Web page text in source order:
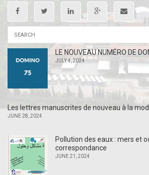
LE NOUVEAU NUMÉRO DE
JULY 4, 2024
Les lettres manuscrites de nouveau à la
JUNE 28, 2024
Pollution des eaux : mers et
correspondance
JUNE 21, 2024